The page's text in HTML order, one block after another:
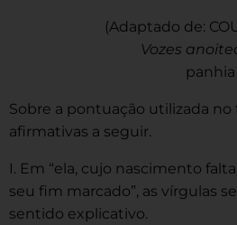
(Adaptado de:
Vozes
panhia
Sobre a pontuação utilizada no
afirmativas a seguir.
I. Em “ela, cujo nascimento
seu fim marcado”, as vírgulas
sentido explicativo.